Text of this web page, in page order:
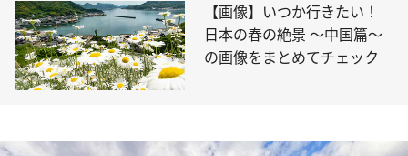
【画像】いつか行きたい！
日本の春の絶景 ～中国篇～
の画像をまとめてチェック